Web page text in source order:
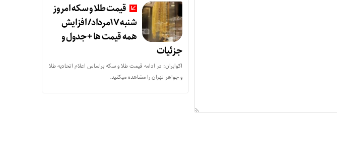
قیمت طلا و سکه امروز
شنبه 17مرداد/ افزایش
همه قیمت ها + جدول و
جزئیات
اکوایران: در ادامه قیمت طلا و سکه براساس اعلام اتحادیه طلا
و جواهر تهران را مشاهده میکنید.